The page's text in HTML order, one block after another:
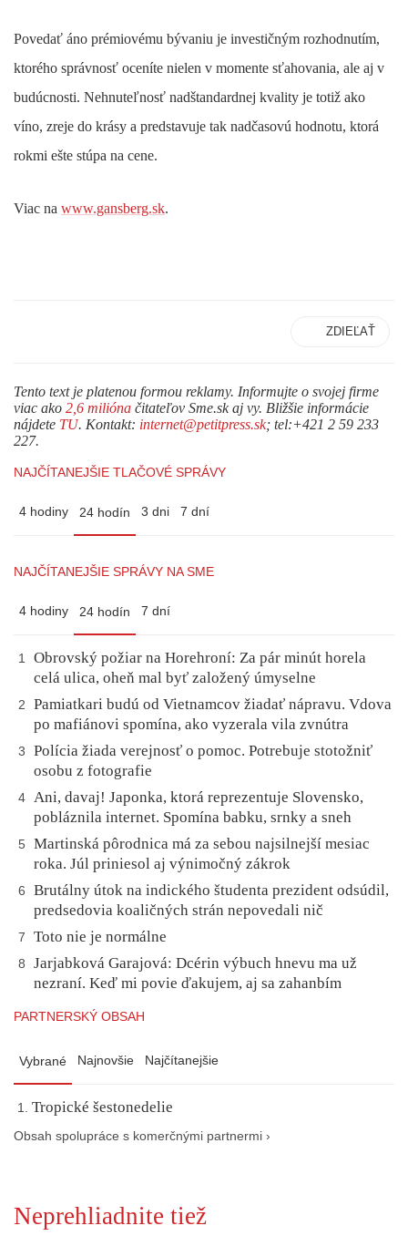
Povedať áno prémiovému bývaniu je investičným rozhodnutím,
ktorého správnosť oceníte nielen v momente sťahovania, ale aj v
budúcnosti. Nehnuteľnosť nadštandardnej kvality je totiž ako
víno, zreje do krásy a predstavuje tak nadčasovú hodnotu, ktorá
rokmi ešte stúpa na cene.
Viac na www.gansberg.sk.
ZDIEĽAŤ
Tento text je platenou formou reklamy. Informujte o svojej firme
viac ako 2,6 milióna čitateľov Sme.sk aj vy. Bližšie informácie
nájdete TU. Kontakt: internet@petitpress.sk; tel:+421 2 59 233
227.
NAJČÍTANEJŠIE TLAČOVÉ SPRÁVY
4 hodiny 24 hodín 3 dni 7 dní
NAJČÍTANEJŠIE SPRÁVY NA SME
4 hodiny 24 hodín 7 dní
1
Obrovský požiar na Horehroní: Za pár minút horela
celá ulica, oheň mal byť založený úmyselne
2
Pamiatkari budú od Vietnamcov žiadať nápravu. Vdova
po mafiánovi spomína, ako vyzerala vila zvnútra
3
Polícia žiada verejnosť o pomoc. Potrebuje stotožniť
osobu z fotografie
4
Ani, davaj! Japonka, ktorá reprezentuje Slovensko,
pobláznila internet. Spomína babku, srnky a sneh
5
Martinská pôrodnica má za sebou najsilnejší mesiac
roka. Júl priniesol aj výnimočný zákrok
6
Brutálny útok na indického študenta prezident odsúdil,
predsedovia koaličných strán nepovedali nič
7 Toto nie je normálne
8
Jarjabková Garajová: Dcérin výbuch hnevu ma už
nezraní. Keď mi povie ďakujem, aj sa zahanbím
PARTNERSKÝ OBSAH
Vybrané Najnovšie Najčítanejšie
Tropické šestonedelie
Obsah spolupráce s komerčnými partnermi ›
Neprehliadnite tiež